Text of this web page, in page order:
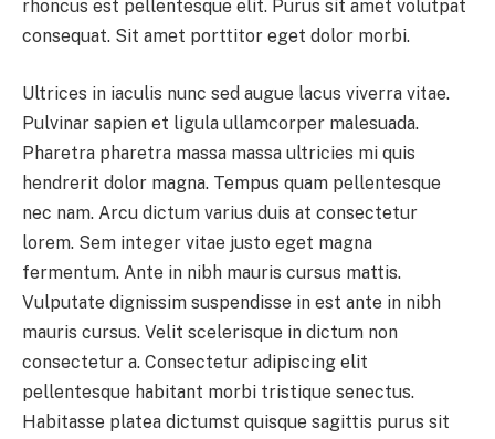
rhoncus est pellentesque elit. Purus sit amet volutpat
consequat. Sit amet porttitor eget dolor morbi.
Ultrices in iaculis nunc sed augue lacus viverra vitae.
Pulvinar sapien et ligula ullamcorper malesuada.
Pharetra pharetra massa massa ultricies mi quis
hendrerit dolor magna. Tempus quam pellentesque
nec nam. Arcu dictum varius duis at consectetur
lorem. Sem integer vitae justo eget magna
fermentum. Ante in nibh mauris cursus mattis.
Vulputate dignissim suspendisse in est ante in nibh
mauris cursus. Velit scelerisque in dictum non
consectetur a. Consectetur adipiscing elit
pellentesque habitant morbi tristique senectus.
Habitasse platea dictumst quisque sagittis purus sit